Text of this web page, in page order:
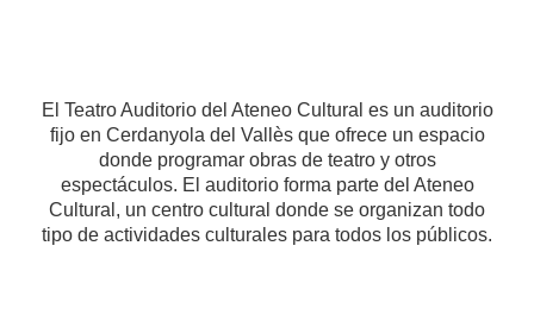
El Teatro Auditorio del Ateneo Cultural es un auditorio
fijo en Cerdanyola del Vallès que ofrece un espacio
donde programar obras de teatro y otros
espectáculos. El auditorio forma parte del Ateneo
Cultural, un centro cultural donde se organizan todo
tipo de actividades culturales para todos los públicos.